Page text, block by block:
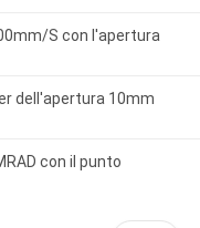
S con l'apertura
dell'apertura 10mm
con il punto